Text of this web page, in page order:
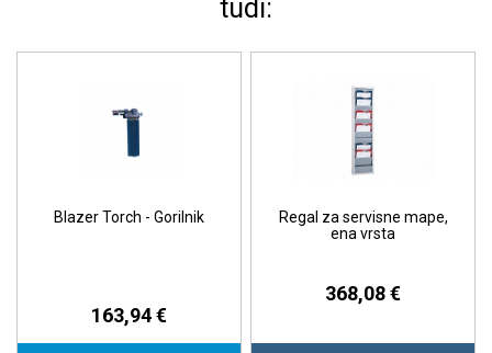
tudi:
Blazer Torch - Gorilnik
163,94 €
Regal za servisne mape,
ena vrsta
368,08 €